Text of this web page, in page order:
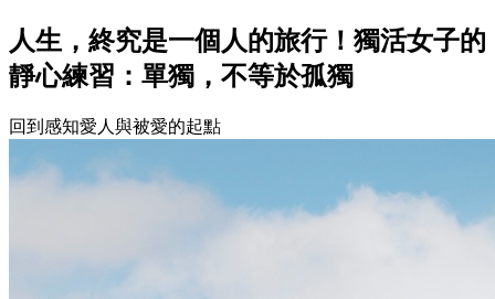
人生，終究是一個人的旅行！獨活女子的
靜心練習：單獨，不等於孤獨
回到感知愛人與被愛的起點